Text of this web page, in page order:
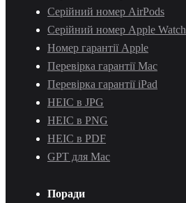
Серійний номер AirPods
Серійний номер Apple Watch
Номер гарантії Apple
Перевірка гарантії Mac
Перевірка гарантії iPad
HEIC в JPG
HEIC в PNG
HEIC в PDF
GPT для Mac
Поради